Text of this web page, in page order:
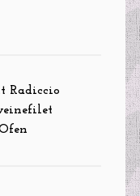
Radiccio